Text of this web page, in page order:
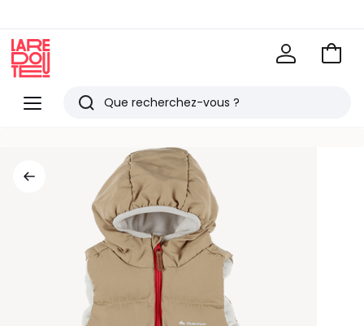
Menu
Redoute
Rechercher
articles
Voir